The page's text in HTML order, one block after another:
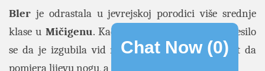
Bler je odrastala u jevrejskoj porodici više srednje
klase u Mičigenu. Kad je imala sedam godina, desilo
se da je izgubila vid na desnom oku, mogućnost da
pomjera lijevu nogu, a i bešika je prestala s radom.
Chat Now (0)